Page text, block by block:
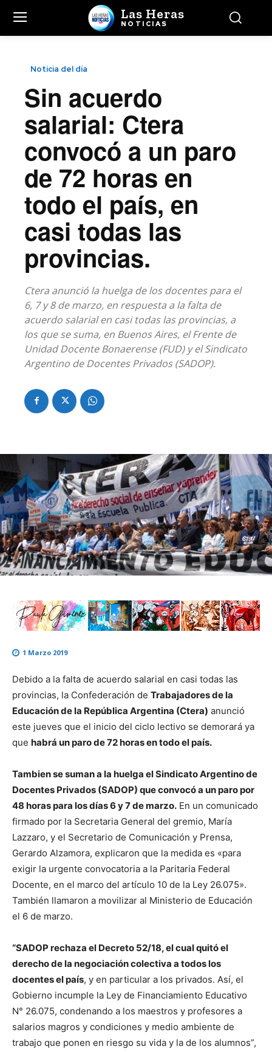
Las Heras
NOTICIAS
Noticia del día
Sin acuerdo
salarial: Ctera
convocó a un paro
de 72 horas en
todo el país, en
casi todas las
provincias.
Ctera anunció la huelga de los docentes para el
6, 7 y 8 de marzo, en respuesta a la falta de
acuerdo salarial en casi todas las provincias, a
los que se suma, en Buenos Aires, el Frente de
Unidad Docente Bonaerense (FUD) y el Sindicato
Argentino de Docentes Privados (SADOP).
1 Marzo 2019
Debido a la falta de acuerdo salarial en casi todas las
provincias, la Confederación de Trabajadores de la
Educación de la República Argentina (Ctera) anunció
este jueves que el inicio del ciclo lectivo se demorará ya
que habrá un paro de 72 horas en todo el país.
Tambien se suman a la huelga el Sindicato Argentino de
Docentes Privados (SADOP) que convocó a un paro por
48 horas para los días 6 y 7 de marzo. En un comunicado
firmado por la Secretaria General del gremio, María
Lazzaro, y el Secretario de Comunicación y Prensa,
Gerardo Alzamora, explicaron que la medida es «para
exigir la urgente convocatoria a la Paritaria Federal
Docente, en el marco del artículo 10 de la Ley 26.075».
También llamaron a movilizar al Ministerio de Educación
el 6 de marzo.
“SADOP rechaza el Decreto 52/18, el cual quitó el
derecho de la negociación colectiva a todos los
docentes el país, y en particular a los privados. Así, el
Gobierno incumple la Ley de Financiamiento Educativo
N° 26.075, condenando a los maestros y profesores a
salarios magros y condiciones y medio ambiente de
trabajo que ponen en riesgo su vida y la de los alumnos”,